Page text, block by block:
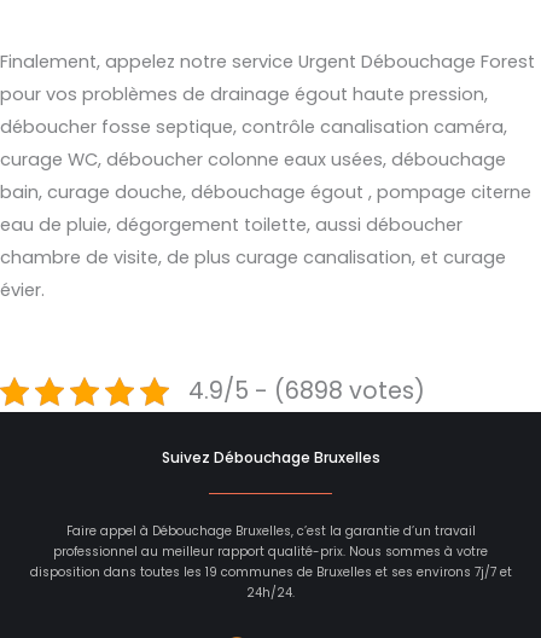
Finalement, appelez notre service Urgent Débouchage Forest
pour vos problèmes de drainage égout haute pression,
déboucher fosse septique, contrôle canalisation caméra,
curage WC, déboucher colonne eaux usées, débouchage
bain, curage douche, débouchage égout , pompage citerne
eau de pluie, dégorgement toilette, aussi déboucher
chambre de visite, de plus curage canalisation, et curage
évier.
4.9/5 - (6898 votes)
Suivez Débouchage Bruxelles
Faire appel à Débouchage Bruxelles, c’est la garantie d’un travail
professionnel au meilleur rapport qualité-prix. Nous sommes à votre
disposition dans toutes les 19 communes de Bruxelles et ses environs 7j/7 et
24h/24.